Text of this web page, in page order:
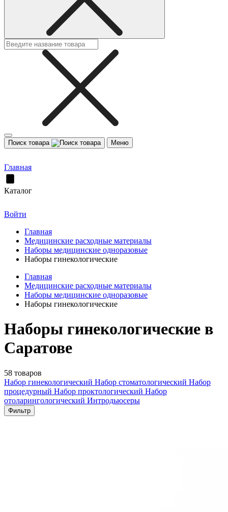
Поиск товара Меню
Главная
Каталог
Войти
Главная
Медицинские расходные материалы
Наборы медицинские одноразовые
Наборы гинекологические
Главная
Медицинские расходные материалы
Наборы медицинские одноразовые
Наборы гинекологические
Наборы гинекологические в
Саратове
58 товаров
Набор гинекологический Набор стоматологический Набор
процедурный Набор проктологический Набор
отоларингологический Интродьюсеры
Фильтр